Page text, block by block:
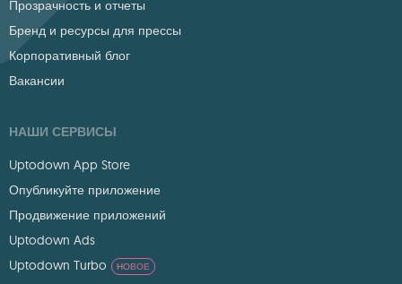
Прозрачность и отчеты
Бренд и ресурсы для прессы
Корпоративный блог
Вакансии
НАШИ СЕРВИСЫ
Uptodown App Store
Опубликуйте приложение
Продвижение приложений
Uptodown Ads
Uptodown Turbo
НОВОЕ